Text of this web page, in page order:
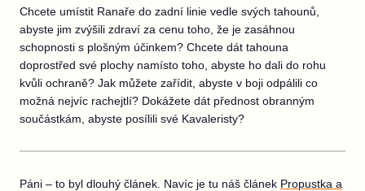
Chcete umístit Ranaře do zadní linie vedle svých tahounů,
abyste jim zvýšili zdraví za cenu toho, že je zasáhnou
schopnosti s plošným účinkem? Chcete dát tahouna
doprostřed své plochy namísto toho, abyste ho dali do rohu
kvůli ochraně? Jak můžete zařídit, abyste v boji odpálili co
možná nejvíc rachejtlí? Dokážete dát přednost obranným
součástkám, abyste posílili své Kavaleristy?
Páni – to byl dlouhý článek. Navíc je tu náš článek Propustka a